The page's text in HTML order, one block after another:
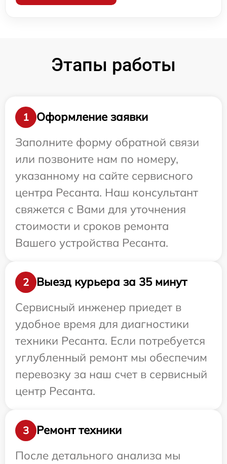
Этапы работы
1
Оформление заявки
Заполните форму обратной связи
или позвоните нам по номеру,
указанному на сайте сервисного
центра Ресанта. Наш консультант
свяжется с Вами для уточнения
стоимости и сроков ремонта
Вашего устройства Ресанта.
2
Выезд курьера за 35 минут
Сервисный инженер приедет в
удобное время для диагностики
техники Ресанта. Если потребуется
углубленный ремонт мы обеспечим
перевозку за наш счет в сервисный
центр Ресанта.
3
Ремонт техники
После детального анализа мы